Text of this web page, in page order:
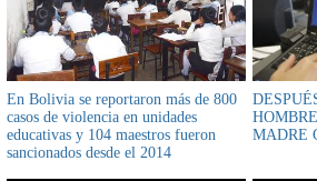
En Bolivia se reportaron más de 800
casos de violencia en unidades
educativas y 104 maestros fueron
sancionados desde el 2014
MADRE